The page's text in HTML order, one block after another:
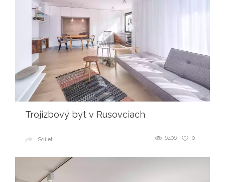
Trojizbový byt v Rusovciach
0
6406
Sdílet